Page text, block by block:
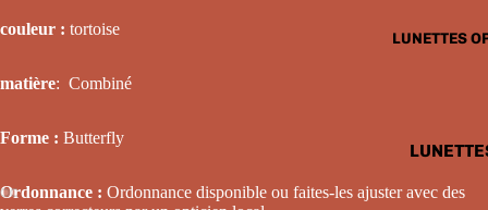
LUNETTES
HOMME
couleur : tortoise
matière: Combiné
Forme : Butterfly
Ordonnance : Ordonnance disponible ou faites-les ajuster avec des